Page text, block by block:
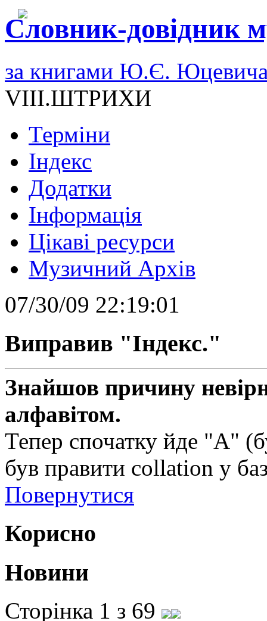
Словник-довідник
за книгами Ю.Є.
VIII.ШТРИХИ
Терміни
Індекс
Додатки
Інформація
Цікаві ресурси
Музичний Архів
07/30/09 22:19:01
Виправив "Індекс."
Знайшов причину
алфавітом.
Тепер спочатку йде "А"
був правити collation у
Повернутися
Корисно
Новини
Сторінка 1 з 69